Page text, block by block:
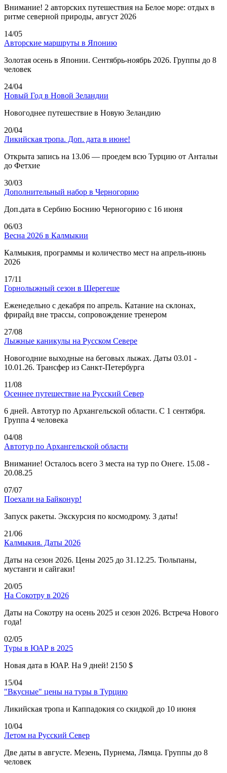
Внимание! 2 авторских путешествия на Белое море: отдых в
ритме северной природы, август 2026
14/05
Авторские маршруты в Японию
Золотая осень в Японии. Сентябрь-ноябрь 2026. Группы до 8
человек
24/04
Новый Год в Новой Зеландии
Новогоднее путешествие в Новую Зеландию
20/04
Ликийская тропа. Доп. дата в июне!
Открыта запись на 13.06 — проедем всю Турцию от Антальи
до Фетхие
30/03
Дополнительный набор в Черногорию
Доп.дата в Сербию Боснию Черногорию с 16 июня
06/03
Весна 2026 в Калмыкии
Калмыкия, программы и количество мест на апрель-июнь
2026
17/11
Горнолыжный сезон в Шерегеше
Еженедельно с декабря по апрель. Катание на склонах,
фрирайд вне трассы, сопровождение тренером
27/08
Лыжные каникулы на Русском Севере
Новогодние выходные на беговых лыжах. Даты 03.01 -
10.01.26. Трансфер из Санкт-Петербурга
11/08
Осеннее путешествие на Русский Север
6 дней. Автотур по Архангельской области. С 1 сентября.
Группа 4 человека
04/08
Автотур по Архангельской области
Внимание! Осталось всего 3 места на тур по Онеге. 15.08 -
20.08.25
07/07
Поехали на Байконур!
Запуск ракеты. Экскурсия по космодрому. 3 даты!
21/06
Калмыкия. Даты 2026
Даты на сезон 2026. Цены 2025 до 31.12.25. Тюльпаны,
мустанги и сайгаки!
20/05
На Сокотру в 2026
Даты на Сокотру на осень 2025 и сезон 2026. Встреча Нового
года!
02/05
Туры в ЮАР в 2025
Новая дата в ЮАР. На 9 дней! 2150 $
15/04
"Вкусные" цены на туры в Турцию
Ликийская тропа и Каппадокия со скидкой до 10 июня
10/04
Летом на Русский Север
Две даты в августе. Мезень, Пурнема, Лямца. Группы до 8
человек